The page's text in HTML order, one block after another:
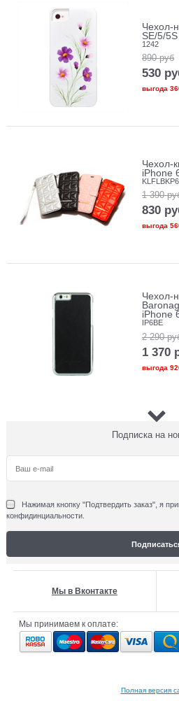
Чехол-
SE/5/
1242
890 руб
530
выгода
Чехол-
iPhone
1 390
830
выгода
Чехол-
iPhone
IP6BE
2 290
1 370
выгода
Чехол-
выгода
Чехол-
1 990
выгода
Подписка на
Нажимая кнопку "Подтвердить заказ", я
конфидинциальности.
Мы в Вконтакте
Мы принимаем к оплате:
Полная версия